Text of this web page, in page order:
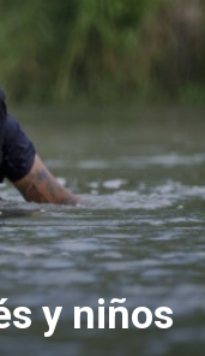
y niños